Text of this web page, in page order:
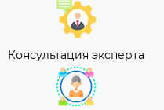
Консультация эксперта